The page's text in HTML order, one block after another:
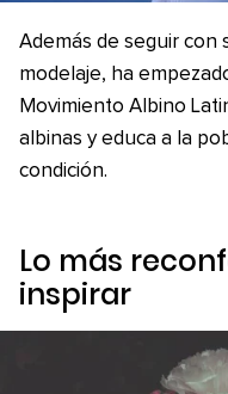
Además de seguir con
modelaje, ha
Movimiento Albino
albinas y educa a la
condición.
Lo más
inspirar